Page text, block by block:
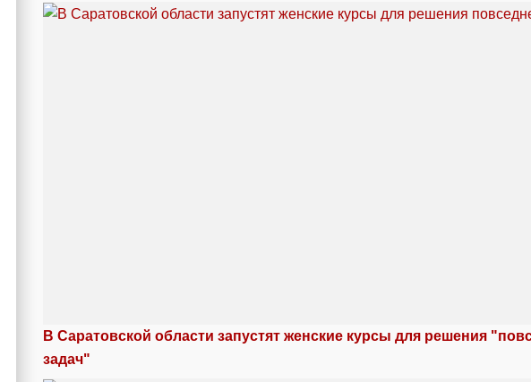
В Саратовской области запустят женские курсы для решения
задач"